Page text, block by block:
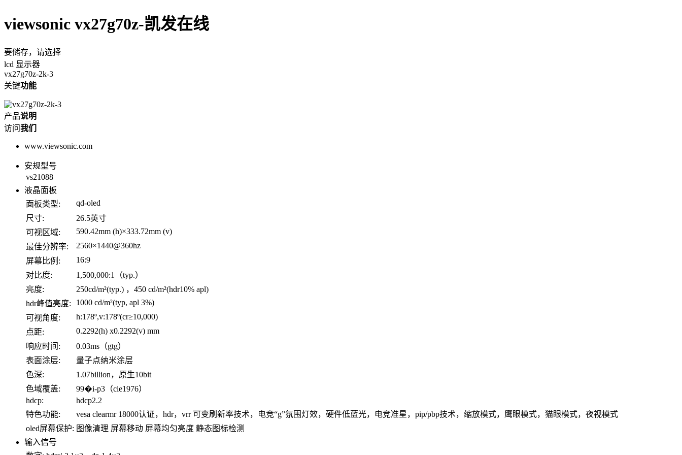
viewsonic vx27g70z-凯发在线
要储存，请选择
lcd 显示器
vx27g70z-2k-3
关键功能
产品说明
访问我们
www.viewsonic.com
安规型号
vs21088
液晶面板
面板类型:
qd-oled
尺寸:
26.5英寸
可视区域:
590.42mm (h)×333.72mm (v)
最佳分辨率:
2560×1440@360hz
屏幕比例:
16:9
对比度:
1,500,000:1（typ.）
亮度:
250cd/m²(typ.) ，450 cd/m²(hdr10% apl)
hdr峰值亮度:
1000 cd/m²(typ, apl 3%)
可视角度:
h:178º,v:178º(cr≥10,000)
点距:
0.2292(h) x0.2292(v) mm
响应时间:
0.03ms（gtg）
表面涂层:
量子点纳米涂层
色深:
1.07billion，原生10bit
色域覆盖:
99�i-p3（cie1976）
hdcp:
hdcp2.2
特色功能:
vesa clearmr 18000认证，hdr，vrr 可变刷新率技术，电竞“g”氛围灯效，硬件低蓝光，电竞准星，pip/pbp技术，缩放模式，鹰眼模式，猫眼模式，夜视模式
oled屏幕保护: 图像清理 屏幕移动 屏幕均匀亮度 静态图标检测
输入信号